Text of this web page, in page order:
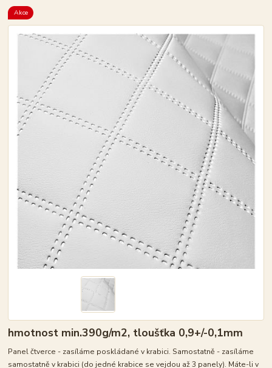
Akce
hmotnost min.390g/m2, tloušťka 0,9+/-0,1mm
Panel čtverce - zasíláme poskládané v krabici. Samostatně - zasíláme
samostatně v krabici (do jedné krabice se vejdou až 3 panely). Máte-li v